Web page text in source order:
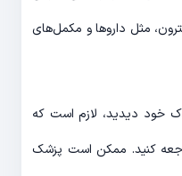
مثل داروها و مکمل‌های
خود دیدید، لازم است که
کنید. ممکن است پزشک